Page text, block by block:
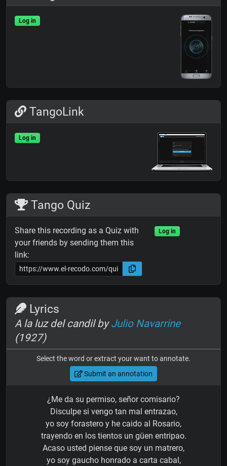
Log in
TangoLink
Log in
Tango Quiz
Share this recording as a Quiz with
your friends by sending them this
link:
Log in
Lyrics
A la luz del candil byJulio Navarrine
(1927)
Select the word or extract your want to annotate.
Submit an annotation
¿Me da su permiso, señor comisario?
Disculpe si vengo tan mal entrazao,
yo soy forastero y he caido al Rosario,
trayendo en los tientos un güen entripao.
Acaso usted piense que soy un matrero,
yo soy gaucho honrado a carta cabal,